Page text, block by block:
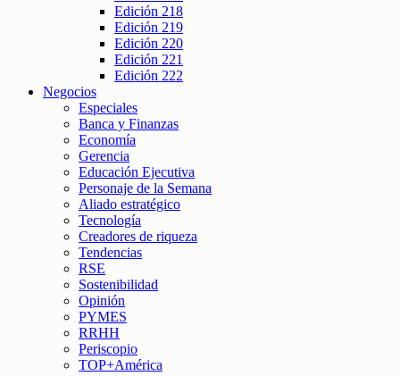
Edición 218
Edición 219
Edición 220
Edición 221
Edición 222
Negocios
Especiales
Banca y Finanzas
Economía
Gerencia
Educación Ejecutiva
Personaje de la Semana
Aliado estratégico
Tecnología
Creadores de riqueza
Tendencias
RSE
Sostenibilidad
Opinión
PYMES
RRHH
Periscopio
TOP+América